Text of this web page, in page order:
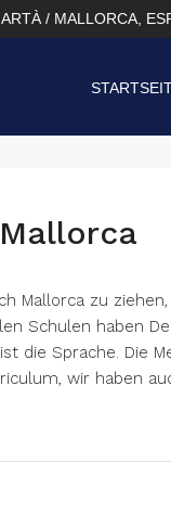
/ MALLORCA,
Mallorca zu
Schulen haben
die Sprache. Die
wir haben